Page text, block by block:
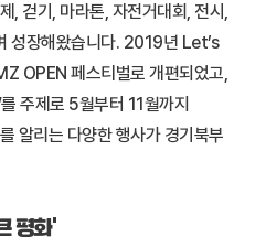
, 걷기, 마라톤, 자전거대회, 전시,
성장해왔습니다. 2019년 Let’s
OPEN 페스티벌로 개편되었고,
를 주제로 5월부터 11월까지
알리는 다양한 행사가 경기북부
평화’